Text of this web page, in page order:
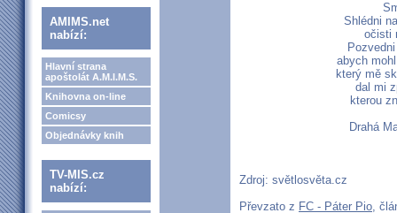
AMIMS.net
nabízí:
Hlavní strana
apoštolát A.M.I.M.S.
Knihovna on-line
Comicsy
Objednávky knih
TV-MIS.cz
nabízí:
Shlédni
očisti
abych
který mě
dal mi
kterou
Drahá
Zdroj: světlosvěta.cz
Převzato z FC - Páter Pio,